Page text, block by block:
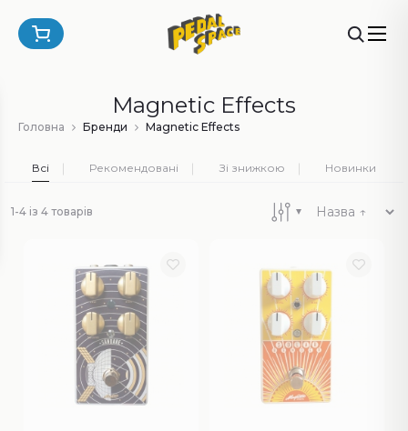
Magnetic Effects
Головна Бренди Magnetic Effects
Всі Рекомендовані Зі знижкою Новинки
1-4 із 4 товарів